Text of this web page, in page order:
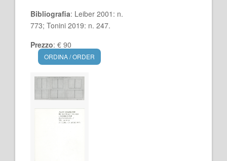
Bibliografia: Leiber 2001: n.
773; Tonini 2019: n. 247.
Prezzo: € 90
ORDINA / ORDER